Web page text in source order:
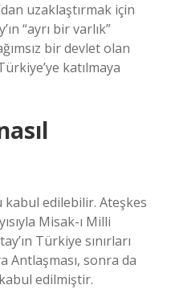
uzaklaştırmak için
“ayrı bir varlık”
bir devlet olan
katılmaya
edilebilir. Ateşkes
Misak-ı Milli
Türkiye sınırları
Antlaşması, sonra da
edilmiştir.